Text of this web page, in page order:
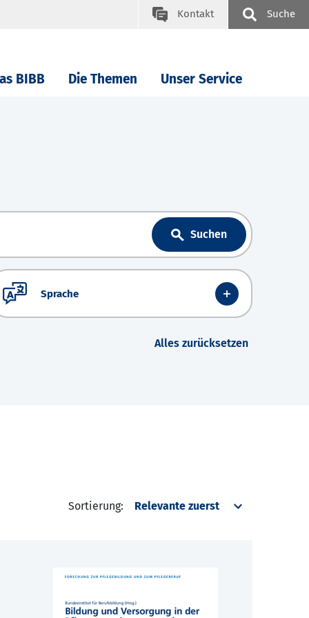
Kontakt Suche
BIBB Die Themen Unser Service
Suchen
Sprache
Alles zurücksetzen
Sortierung: